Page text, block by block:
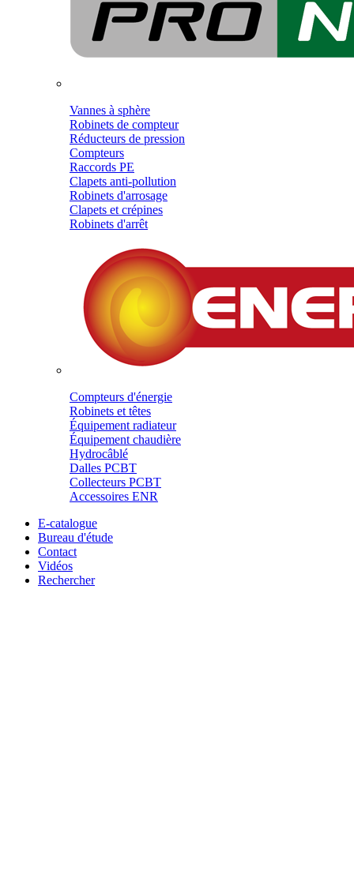
Vannes à sphère
Robinets de compteur
Réducteurs de pression
Compteurs
Raccords PE
Clapets anti-pollution
Robinets d'arrosage
Clapets et crépines
Robinets d'arrêt
Compteurs d'énergie
Robinets et têtes
Équipement radiateur
Équipement chaudière
Hydrocâblé
Dalles PCBT
Collecteurs PCBT
Accessoires ENR
E-catalogue
Bureau d'étude
Contact
Vidéos
Rechercher